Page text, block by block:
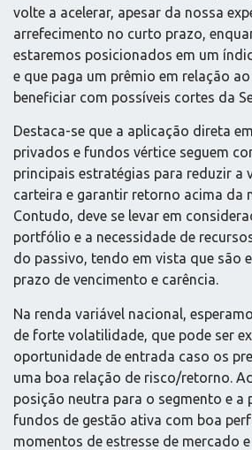
volte a acelerar, apesar da nossa
arrefecimento no curto prazo,
estaremos posicionados em um
e que paga um prêmio em relação ao
beneficiar com possíveis cortes da
Destaca-se que a aplicação direta
privados e fundos vértice seguem
principais estratégias para reduzir a
carteira e garantir retorno acima da
Contudo, deve se levar em
portfólio e a necessidade de
do passivo, tendo em vista que são
prazo de vencimento e carência.
Na renda variável nacional,
de forte volatilidade, que pode ser
oportunidade de entrada caso os
uma boa relação de risco/retorno.
posição neutra para o segmento e a
fundos de gestão ativa com boa
momentos de estresse de mercado